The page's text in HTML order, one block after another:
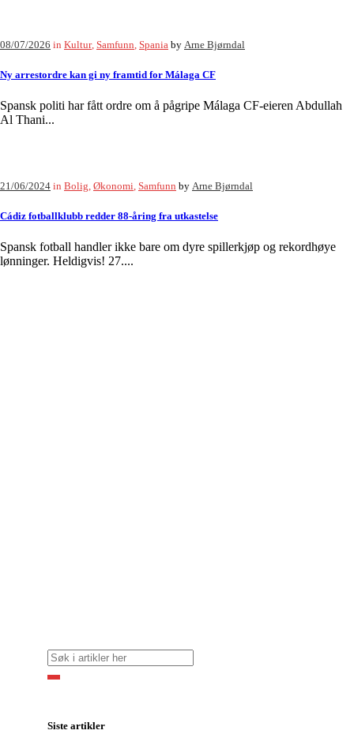
08/07/2026 in Kultur, Samfunn Spania by Arne Bjørndal
Ny arrestordre kan gi ny framtid for Málaga CF
Spansk politi har fått ordre om å pågripe Málaga CF-eieren Abdullah
Al Thani...
21/06/2024 in Bolig, Økonomi, Samfunn by Arne Bjørndal
Cádiz fotballklubb redder 88-åring fra utkastelse
Spansk fotball handler ikke bare om dyre spillerkjøp og rekordhøye
lønninger. Heldigvis! 27....
Siste artikler